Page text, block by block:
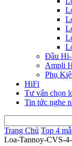
Đầu
Ampli
Phụ
HiFi
Tư vấn chọn
Tin tức nghe
Trang Chủ Top 4
Loa-Tannoy-CVS-